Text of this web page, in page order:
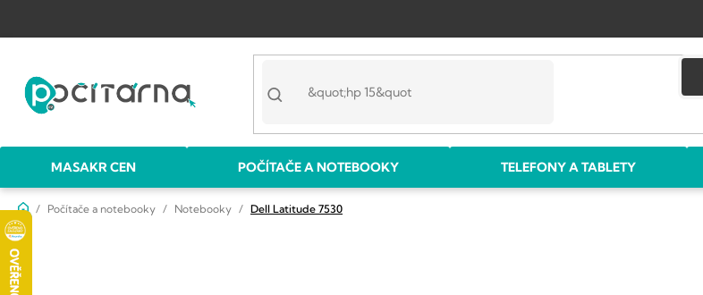
obsah
MASAKR CEN POČÍTAČE A NOTEBOOKY TELEFONY A TABLETY
DomůPočítače a notebooky Notebooky Dell Latitude 7530